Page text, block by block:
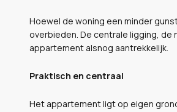
Hoewel de woning een minder
overbieden. De centrale ligging,
appartement alsnog aantrekkelijk.
Praktisch en centraal
Het appartement ligt op eigen